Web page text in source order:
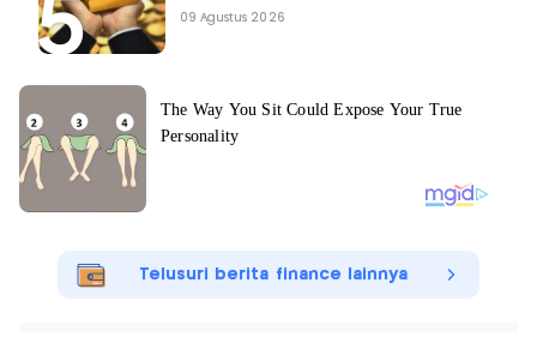
09 Agustus 2026
Telusuri berita finance lainnya